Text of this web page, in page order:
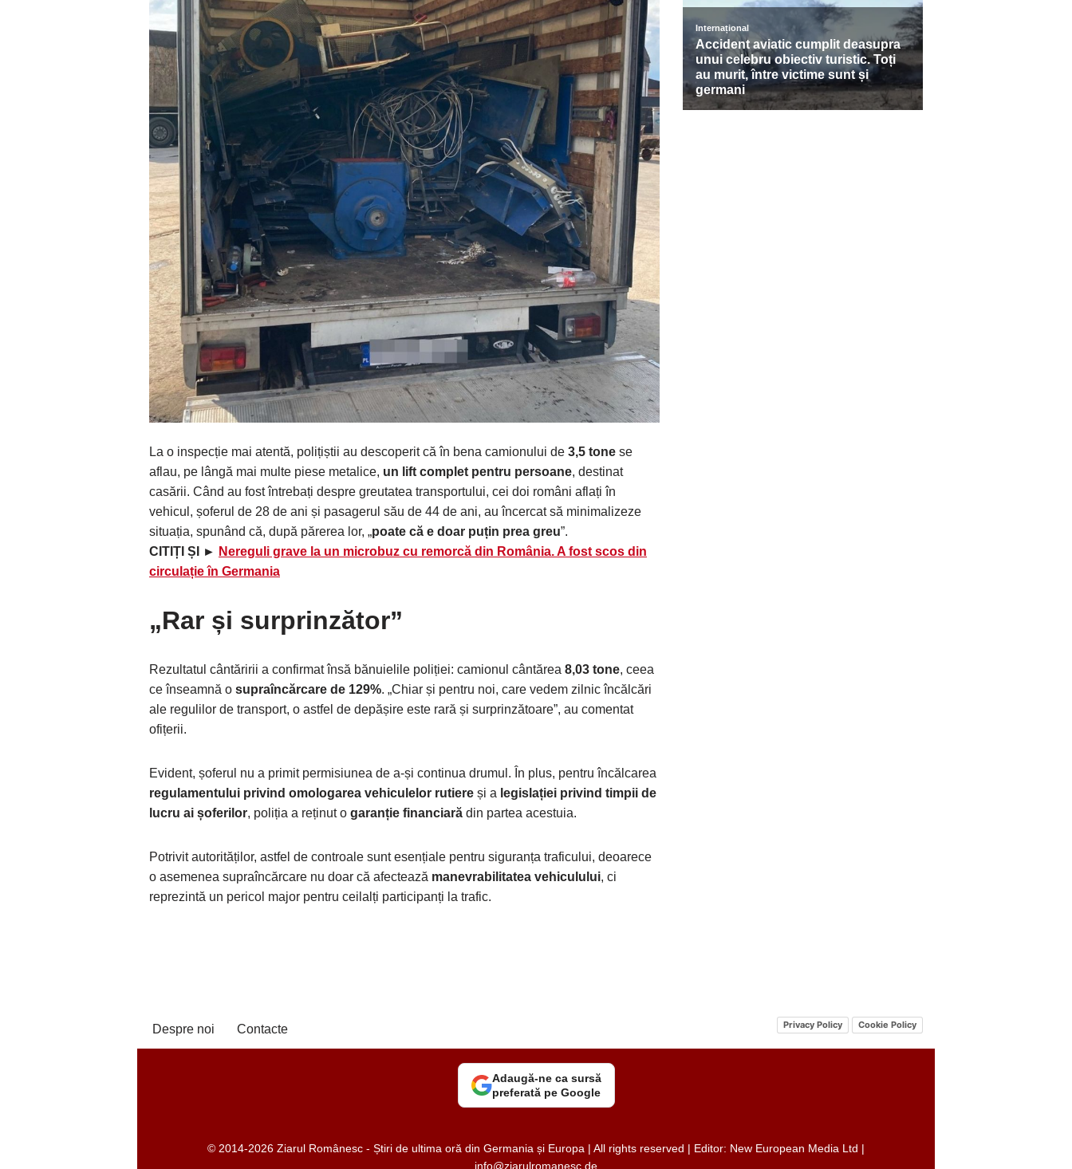
La o inspecție mai atentă, polițiștii au descoperit că în bena camionului de 3,5 tone se
aflau, pe lângă mai multe piese metalice, un lift complet pentru persoane, destinat
casării. Când au fost întrebați despre greutatea transportului, cei doi români aflați în
vehicul, șoferul de 28 de ani și pasagerul său de 44 de ani, au încercat să minimalizeze
situația, spunând că, după părerea lor, „poate că e doar puțin prea greu”.
CITIȚI ȘI ► Nereguli grave la un microbuz cu remorcă din România. A fost scos din
circulație în Germania
„Rar și surprinzător”
Rezultatul cântăririi a confirmat însă bănuielile poliției: camionul cântărea 8,03 tone, ceea
ce înseamnă o supraîncărcare de 129%. „Chiar și pentru noi, care vedem zilnic încălcări
ale regulilor de transport, o astfel de depășire este rară și surprinzătoare”, au comentat
ofițerii.
Evident, șoferul nu a primit permisiunea de a-și continua drumul. În plus, pentru încălcarea
regulamentului privind omologarea vehiculelor rutiere și a legislației privind timpii de
lucru ai șoferilor, poliția a reținut o garanție financiară din partea acestuia.
Potrivit autorităților, astfel de controale sunt esențiale pentru siguranța traficului, deoarece
o asemenea supraîncărcare nu doar că afectează manevrabilitatea vehiculului, ci
reprezintă un pericol major pentru ceilalți participanți la trafic.
Despre noi Contacte Privacy Policy Cookie Policy
Adaugă-ne ca sursă
preferată pe Google
© 2014-2026 Ziarul Românesc - Știri de ultima oră din Germania și Europa | All rights reserved | Editor: New European Media Ltd |
info@ziarulromanesc.de